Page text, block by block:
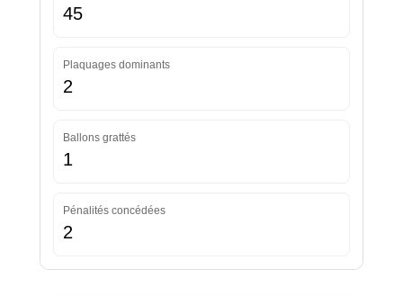
45
Plaquages dominants
2
Ballons grattés
1
Pénalités concédées
2